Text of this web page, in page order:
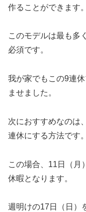
作ることができます。
このモデルは最も多
必須です。
我が家でもこの9連
ませました。
次におすすめなのは
連休にする方法です。
この場合、11日（月
休暇となります。
週明けの17日（日）